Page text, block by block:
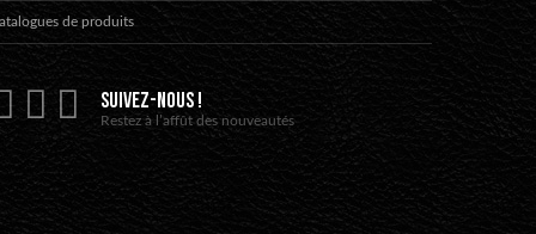
de produits
SUIVEZ-NOUS !
Restez à l’affût des nouveautés